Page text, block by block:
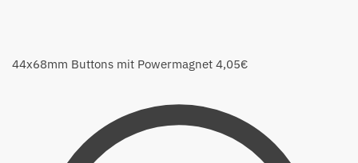
44x68mm Buttons mit Powermagnet 4,05€